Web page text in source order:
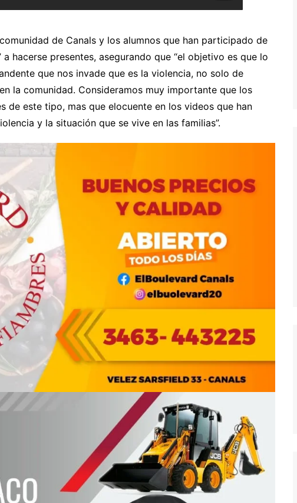
de Canals y los alumnos que han participado de
hacerse presentes, asegurando que “el objetivo es que lo
que nos invade que es la violencia, no solo de
la comunidad. Consideramos muy importante que los
de este tipo, mas que elocuente en los videos que han
y la situación que se vive en las familias”.